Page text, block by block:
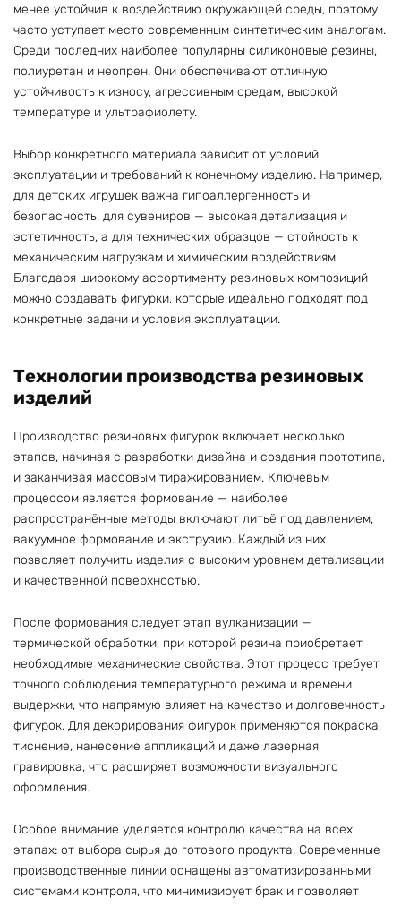
менее устойчив к воздействию окружающей среды, поэтому
часто уступает место современным синтетическим аналогам.
Среди последних наиболее популярны силиконовые резины,
полиуретан и неопрен. Они обеспечивают отличную
устойчивость к износу, агрессивным средам, высокой
температуре и ультрафиолету.
Выбор конкретного материала зависит от условий
эксплуатации и требований к конечному изделию. Например,
для детских игрушек важна гипоаллергенность и
безопасность, для сувениров — высокая детализация и
эстетичность, а для технических образцов — стойкость к
механическим нагрузкам и химическим воздействиям.
Благодаря широкому ассортименту резиновых композиций
можно создавать фигурки, которые идеально подходят под
конкретные задачи и условия эксплуатации.
Технологии производства резиновых
изделий
Производство резиновых фигурок включает несколько
этапов, начиная с разработки дизайна и создания прототипа,
и заканчивая массовым тиражированием. Ключевым
процессом является формование — наиболее
распространённые методы включают литьё под давлением,
вакуумное формование и экструзию. Каждый из них
позволяет получить изделия с высоким уровнем детализации
и качественной поверхностью.
После формования следует этап вулканизации —
термической обработки, при которой резина приобретает
необходимые механические свойства. Этот процесс требует
точного соблюдения температурного режима и времени
выдержки, что напрямую влияет на качество и долговечность
фигурок. Для декорирования фигурок применяются покраска,
тиснение, нанесение аппликаций и даже лазерная
гравировка, что расширяет возможности визуального
оформления.
Особое внимание уделяется контролю качества на всех
этапах: от выбора сырья до готового продукта. Современные
производственные линии оснащены автоматизированными
системами контроля, что минимизирует брак и позволяет